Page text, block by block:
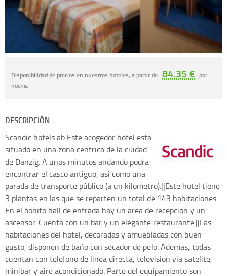
Disponibilidad de precios en nuestros hoteles, a partir de 84.35 € por
noche.
DESCRIPCIÓN
Scandic hotels ab Este acogedor hotel esta
situado en una zona centrica de la ciudad
de Danzig. A unos minutos andando podra
encontrar el casco antiguo, asi como una
parada de transporte público (a un kilometro).||Este hotel tiene
3 plantas en las que se reparten un total de 143 habitaciones.
En el bonito hall de entrada hay un area de recepcion y un
ascensor. Cuenta con un bar y un elegante restaurante.||Las
habitaciones del hotel, decoradas y amuebladas con buen
gusto, disponen de baño con secador de pelo. Ademas, todas
cuentan con telefono de linea directa, television via satelite,
minibar y aire acondicionado. Parte del equipamiento son